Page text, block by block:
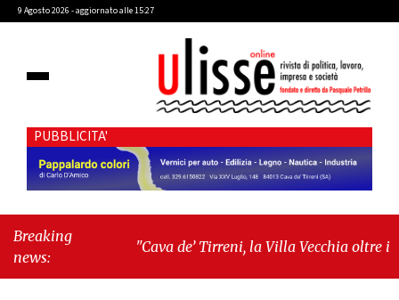
9 Agosto 2026 - aggiornato alle 15:27
PUBBLICITA'
Breaking
news:
"Cava de’ Tirreni, la Villa Vecchia oltre i